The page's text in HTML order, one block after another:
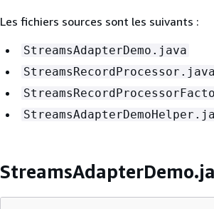
Les fichiers sources sont les suivants :
StreamsAdapterDemo.java
StreamsRecordProcessor.java